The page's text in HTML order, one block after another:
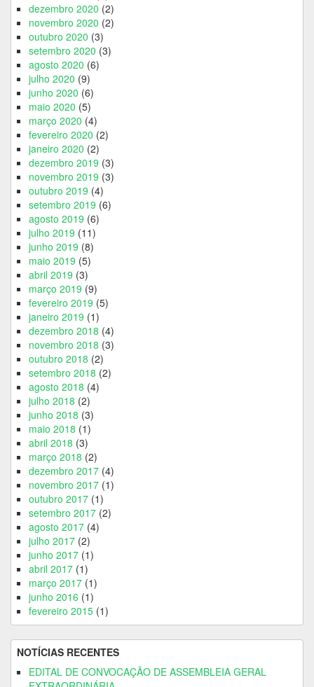
dezembro 2020 (2)
novembro 2020 (2)
outubro 2020 (3)
setembro 2020 (3)
agosto 2020 (6)
julho 2020 (9)
junho 2020 (6)
maio 2020 (5)
março 2020 (4)
fevereiro 2020 (2)
janeiro 2020 (2)
dezembro 2019 (3)
novembro 2019 (3)
outubro 2019 (4)
setembro 2019 (6)
agosto 2019 (6)
julho 2019 (11)
junho 2019 (8)
maio 2019 (5)
abril 2019 (3)
março 2019 (9)
fevereiro 2019 (5)
janeiro 2019 (1)
dezembro 2018 (4)
novembro 2018 (3)
outubro 2018 (2)
setembro 2018 (2)
agosto 2018 (4)
julho 2018 (2)
junho 2018 (3)
maio 2018 (1)
abril 2018 (3)
março 2018 (2)
dezembro 2017 (4)
novembro 2017 (1)
outubro 2017 (1)
setembro 2017 (2)
agosto 2017 (4)
julho 2017 (2)
junho 2017 (1)
abril 2017 (1)
março 2017 (1)
junho 2016 (1)
fevereiro 2015 (1)
NOTÍCIAS RECENTES
EDITAL DE CONVOCAÇÃO DE ASSEMBLEIA GERAL